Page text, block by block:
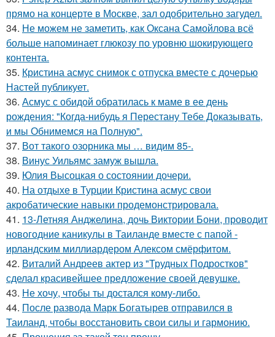
прямо на концерте в Москве, зал одобрительно загудел.
34. Не можем не заметить, как Оксана Самойлова всё
больше напоминает глюкозу по уровню шокирующего
контента.
35. Кристина асмус снимок с отпуска вместе с дочерью
Настей публикует.
36. Асмус с обидой обратилась к маме в ее день
рождения: "Когда-нибудь я Перестану Тебе Доказывать,
и мы Обнимемся на Полную".
37. Вот такого озорника мы … видим 85-.
38. Винус Уильямс замуж вышла.
39. Юлия Высоцкая о состоянии дочери.
40. На отдыхе в Турции Кристина асмус свои
акробатические навыки продемонстрировала.
41. 13-Летняя Анджелина, дочь Виктории Бони, проводит
новогодние каникулы в Таиланде вместе с папой -
ирландским миллиардером Алексом смёрфитом.
42. Виталий Андреев актер из "Трудных Подростков"
сделал красивейшее предложение своей девушке.
43. Не хочу, чтобы ты достался кому-либо.
44. После развода Марк Богатырев отправился в
Таиланд, чтобы восстановить свои силы и гармонию.